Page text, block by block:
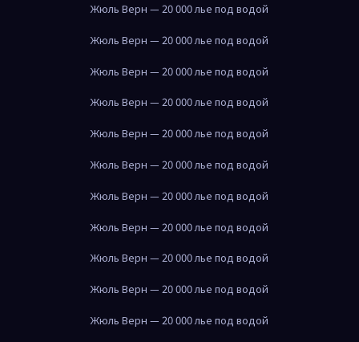
Жюль Верн — 20 000 лье под водой
Жюль Верн — 20 000 лье под водой
Жюль Верн — 20 000 лье под водой
Жюль Верн — 20 000 лье под водой
Жюль Верн — 20 000 лье под водой
Жюль Верн — 20 000 лье под водой
Жюль Верн — 20 000 лье под водой
Жюль Верн — 20 000 лье под водой
Жюль Верн — 20 000 лье под водой
Жюль Верн — 20 000 лье под водой
Жюль Верн — 20 000 лье под водой